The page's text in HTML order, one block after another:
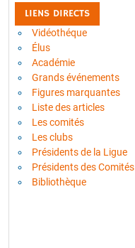
LIENS DIRECTS
Vidéothéque
Élus
Académie
Grands événements
Figures marquantes
Liste des articles
Les comités
Les clubs
Présidents de la Ligue
Présidents des Comités
Bibliothèque